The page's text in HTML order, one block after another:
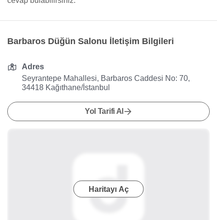
Barbaros Düğün Salonu İletişim Bilgileri
Adres
Seyrantepe Mahallesi, Barbaros Caddesi No: 70,
34418 Kağıthane/İstanbul
Yol Tarifi Al
Haritayı Aç